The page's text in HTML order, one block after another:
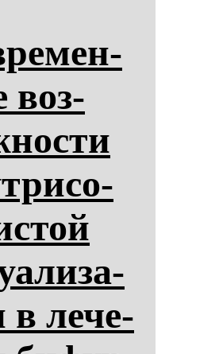
воз­
в ле­че­